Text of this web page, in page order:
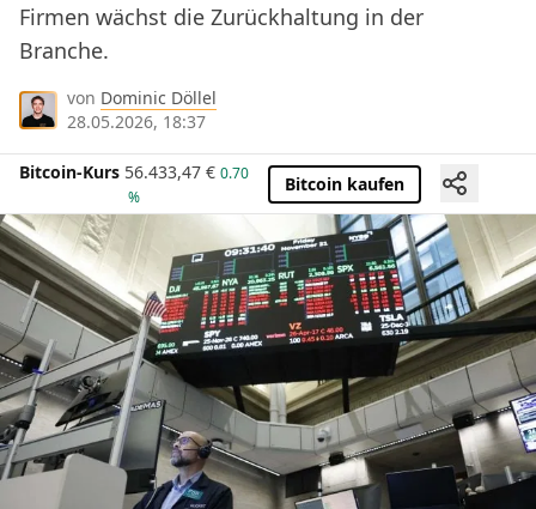
Firmen wächst die Zurückhaltung in der
Branche.
von Dominic Döllel
28.05.2026, 18:37
Bitcoin-Kurs 56.433,47 € 0.70
%
Bitcoin kaufen